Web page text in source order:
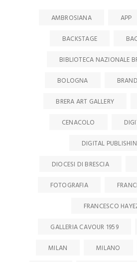
AMBROSIANA APP
BACKSTAGE
BIBLIOTECA NAZIONALE
BOLOGNA
BRERA ART GALLERY
CENACOLO
DIGITAL
DIOCESI DI BRESCIA
FOTOGRAFIA
FRANCESCO
GALLERIA CAVOUR 1959
MILAN
MILANO